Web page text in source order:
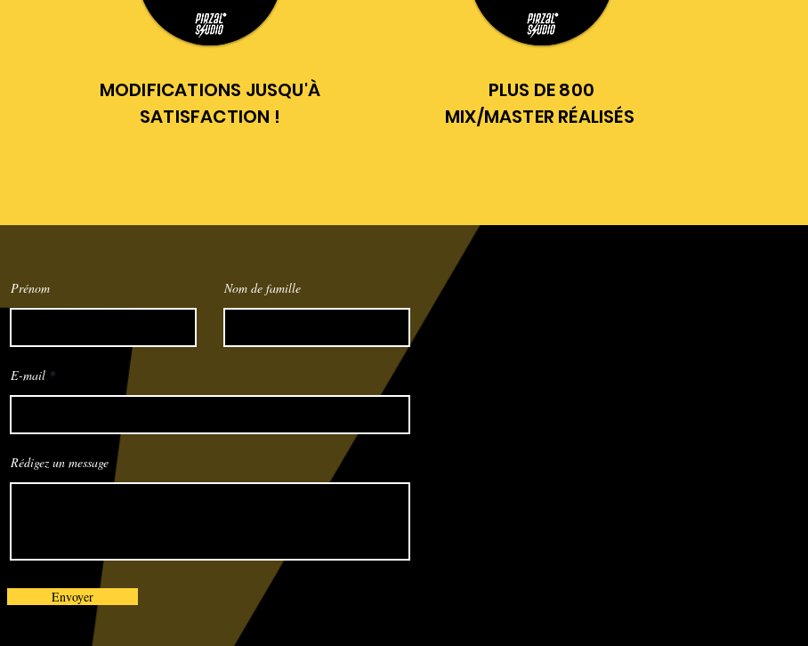
MODIFICATIONS JUSQU'À
SATISFACTION !
PLUS DE 800
MIX/MASTER RÉALISÉS
Prénom Nom de famille
E-mail
Rédigez un message
Envoyer